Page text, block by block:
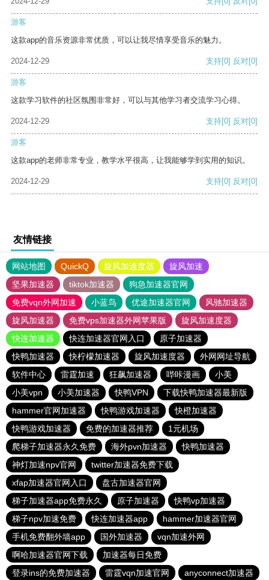
游客
这款app的音乐资源非常优质，可以让我尽情享受音乐的魅力。
2024-12-29 支持[0] 反对[0]
游客
这款学习软件的社区氛围非常好，可以与其他学习者交流学习心得。
2024-12-29 支持[0] 反对[0]
游客
这款app的老师非常专业，教学水平很高，让我能够学到实用的知识。
2024-12-29 支持[0] 反对[0]
友情链接
网站地图 QuickQ 旋风加速度器
旋风加速
坚果加速器
tiktok加速器
狗急加速器官网
免费vqn外网加速
小蓝鸟 优途加速器官网
风驰加速器
旋风加速器
免费vps加速器外网苹果版
旋风加速度器
快连加速器
快连加速器官网入口
原子加速器
快鸭加速器
快柠檬加速器 旋风加速度器
外网网址导航
软件中心
雷霆加速 狂飙加速器 哔咔漫画
小美
小美vpn
小美加速器 快鸭VPN
下载快鸭加速器最新版
hammer官网加速器
快鸭游戏加速器
快橙加速器
快鸭游戏加速器
免费的加速器推荐
1元机场
爬梯子加速器永久免费
海外pvn加速器
快鸭加速器
神灯加速npv官网
twitter加速器免费下载
xfap加速器官网入口
盘古加速器官网
梯子加速器app免费永久
原子加速器
快鸭vp加速器
梯子npv加速免费
快连加速器app
hammer加速器官网
手机免费翻外墙app
国外加速器
vqn加速外网
啊哈加速器官网下载
加速器每日免费
登录ins的免费加速器
雷霆vqn加速官网 anyconnect加速器